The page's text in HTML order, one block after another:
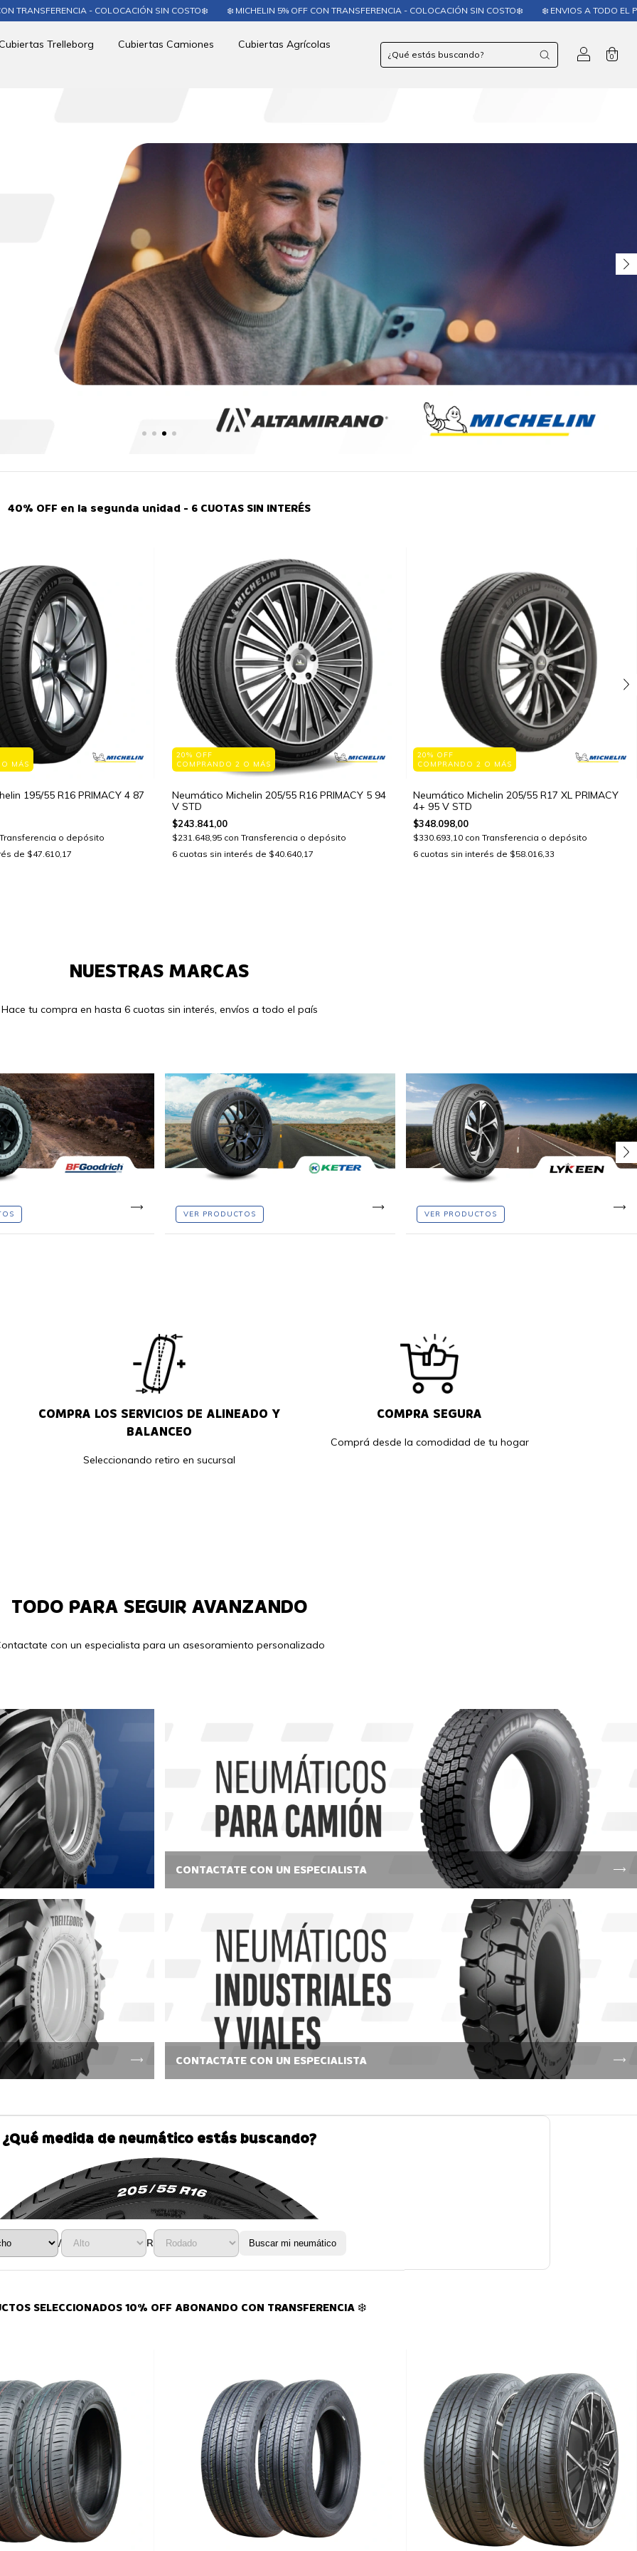
SIN COSTO❄️ ❄️ MICHELIN 5% OFF CON TRANSFERENCIA - COLOCACIÓN SIN COSTO❄️ ❄️ ENVIOS A TODO EL PAÍS❄️ ❄️
Trelleborg Cubiertas Camiones Cubiertas Agrícolas
0
40% OFF en la segunda unidad - 6 CUOTAS SIN INTERÉS
MÁS
195/55 R16 PRIMACY 4 87
o depósito
de $47.610,17
20% OFF
COMPRANDO 2 O MÁS
Neumático Michelin 205/55 R16 PRIMACY 5 94
V STD
$243.841,00
$231.648,95 con Transferencia o depósito
6 cuotas sin interés de $40.640,17
20% OFF
COMPRANDO 2 O MÁS
Neumático Michelin 205/55 R17 XL PRIMACY
4+ 95 V STD
$348.098,00
$330.693,10 con Transferencia o depósito
6 cuotas sin interés de $58.016,33
NUESTRAS MARCAS
Hace tu compra en hasta 6 cuotas sin interés, envíos a todo el país
VER PRODUCTOS VER PRODUCTOS
COMPRA LOS SERVICIOS DE ALINEADO Y
BALANCEO
Seleccionando retiro en sucursal
COMPRA SEGURA
Comprá desde la comodidad de tu hogar
TODO PARA SEGUIR AVANZANDO
con un especialista para un asesoramiento personalizado
CONTACTATE CON UN ESPECIALISTA
CONTACTATE CON UN ESPECIALISTA
¿Qué medida de neumático estás buscando?
/ R Buscar mi neumático
SELECCIONADOS 10% OFF ABONANDO CON TRANSFERENCIA ❄️